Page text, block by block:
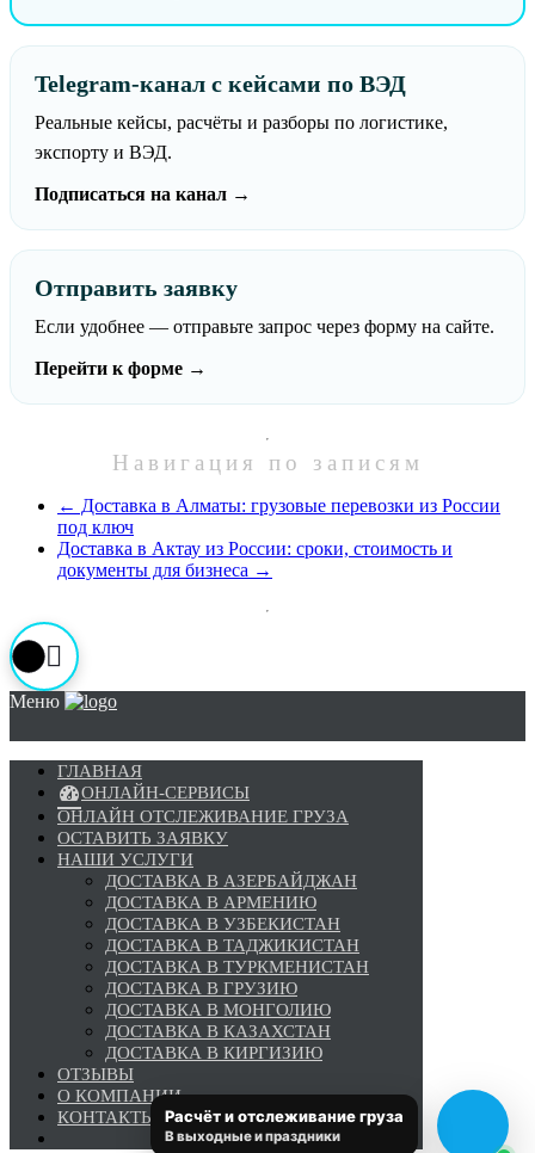
Telegram-канал с кейсами по ВЭД
Реальные кейсы, расчёты и разборы по логистике,
экспорту и ВЭД.
Подписаться на канал →
Отправить заявку
Если удобнее — отправьте запрос через форму на сайте.
Перейти к форме →
Навигация по записям
← Доставка в Алматы: грузовые перевозки из России
под ключ
Доставка в Актау из России: сроки, стоимость и
документы для бизнеса →
Меню
ГЛАВНАЯ
ОНЛАЙН-СЕРВИСЫ
ОНЛАЙН ОТСЛЕЖИВАНИЕ ГРУЗА
ОСТАВИТЬ ЗАЯВКУ
НАШИ УСЛУГИ
ДОСТАВКА В АЗЕРБАЙДЖАН
ДОСТАВКА В АРМЕНИЮ
ДОСТАВКА В УЗБЕКИСТАН
ДОСТАВКА В ТАДЖИКИСТАН
ДОСТАВКА В ТУРКМЕНИСТАН
ДОСТАВКА В ГРУЗИЮ
ДОСТАВКА В МОНГОЛИЮ
ДОСТАВКА В КАЗАХСТАН
ДОСТАВКА В КИРГИЗИЮ
ОТЗЫВЫ
О КОМПАНИИ
КОНТАКТЫ
Расчёт и отслеживание груза
В выходные и праздники
Написать Илье